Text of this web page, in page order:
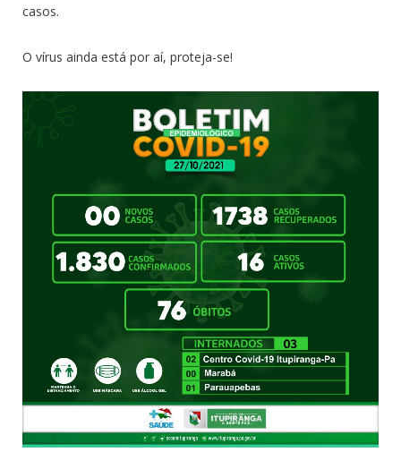
casos.
O vírus ainda está por aí, proteja-se!